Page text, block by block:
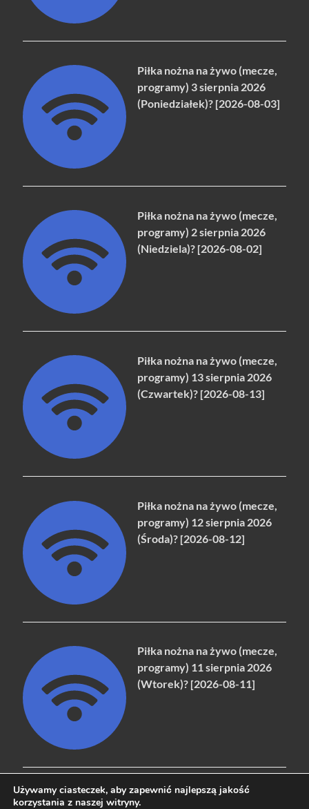
Piłka nożna na żywo (mecze,
programy) 3 sierpnia 2026
(Poniedziałek)? [2026-08-03]
Piłka nożna na żywo (mecze,
programy) 2 sierpnia 2026
(Niedziela)? [2026-08-02]
Piłka nożna na żywo (mecze,
programy) 13 sierpnia 2026
(Czwartek)? [2026-08-13]
Piłka nożna na żywo (mecze,
programy) 12 sierpnia 2026
(Środa)? [2026-08-12]
Piłka nożna na żywo (mecze,
programy) 11 sierpnia 2026
(Wtorek)? [2026-08-11]
Używamy ciasteczek, aby zapewnić najlepszą jakość
korzystania z naszej witryny.